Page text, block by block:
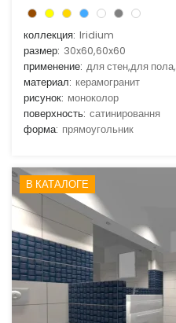
коллекция: Iridium
размер: 30x60,60x60
применение: для стен,для
материал: керамогранит
рисунок: моноколор
поверхность: сатинировання
форма: прямоугольник
В КАТАЛОГЕ